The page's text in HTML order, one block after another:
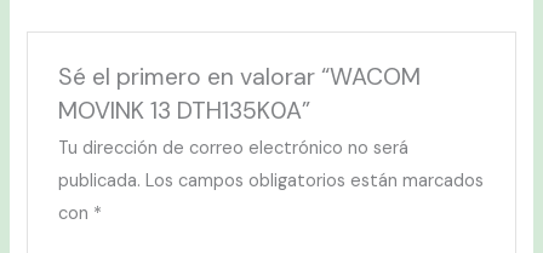
Sé el primero en valorar “WACOM
MOVINK 13 DTH135K0A”
Tu dirección de correo electrónico no será
publicada. Los campos obligatorios están marcados
con *